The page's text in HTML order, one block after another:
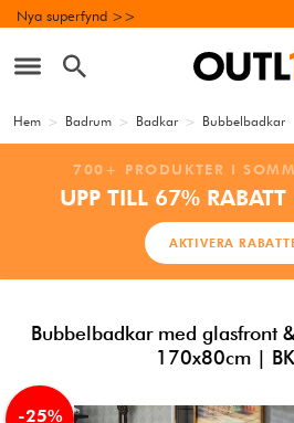
Nya superfynd >>
Hem > Badrum > Badkar > Bubbelbadkar
700+ PRODUKTER I
UPP TILL 67%
AKTIVERA
Bubbelbadkar med glasfront
170x80cm |
-25%